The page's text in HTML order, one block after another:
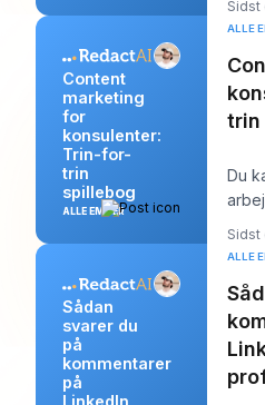
du
Sidst
Content
marketing
for
konsulenter:
Trin-for-
trin
spillebog
ALLE EMNER
ALLE
trin
Du
Sidst
Sådan
svarer du
på
kommentarer
på
ALLE